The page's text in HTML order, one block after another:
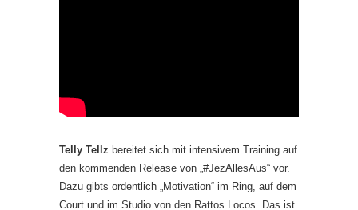
Telly Tellz bereitet sich mit intensivem Training auf
den kommenden Release von „#JezAllesAus“ vor.
Dazu gibts ordentlich „Motivation“ im Ring, auf dem
Court und im Studio von den Rattos Locos. Das ist